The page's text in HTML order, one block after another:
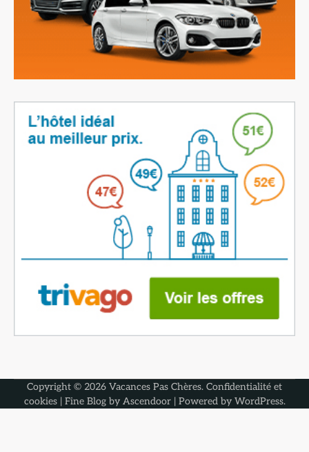
Copyright © 2026 Vacances Pas Chères. Confidentialité et
cookies| Fine Blog by Ascendoor| Powered by WordPress.